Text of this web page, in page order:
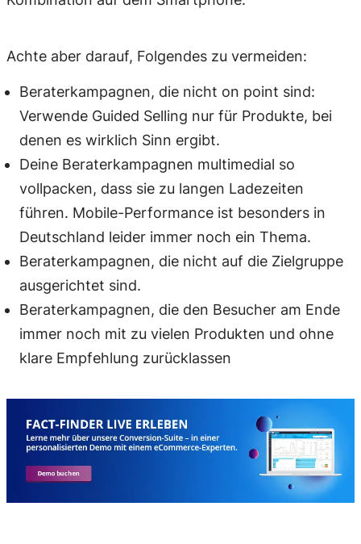
Achte aber darauf, Folgendes zu vermeiden:
Beraterkampagnen, die nicht on point sind:
Verwende Guided Selling nur für Produkte, bei
denen es wirklich Sinn ergibt.
Deine Beraterkampagnen multimedial so
vollpacken, dass sie zu langen Ladezeiten
führen. Mobile-Performance ist besonders in
Deutschland leider immer noch ein Thema.
Beraterkampagnen, die nicht auf die Zielgruppe
ausgerichtet sind.
Beraterkampagnen, die den Besucher am Ende
immer noch mit zu vielen Produkten und ohne
klare Empfehlung zurücklassen